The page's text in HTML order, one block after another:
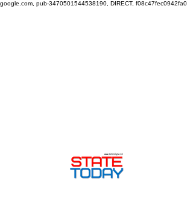
google.com, pub-3470501544538190, DIRECT, f08c47fec0942fa0